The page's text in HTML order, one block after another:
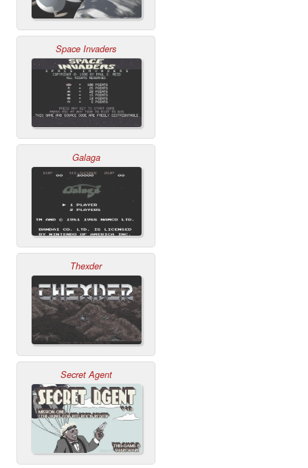
Space Invaders
Galaga
Thexder
Secret Agent